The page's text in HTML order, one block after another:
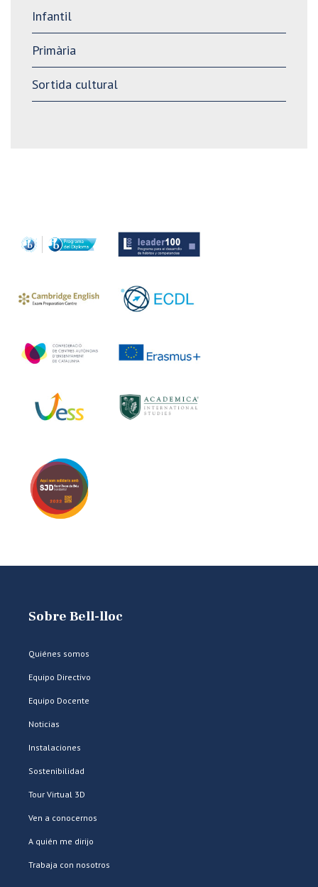
Infantil
Primària
Sortida cultural
Sobre Bell-lloc
Quiénes somos
Equipo Directivo
Equipo Docente
Noticias
Instalaciones
Sostenibilidad
Tour Virtual 3D
Ven a conocernos
A quién me dirijo
Trabaja con nosotros